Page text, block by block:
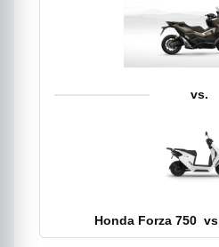
vs.
Honda Forza 750 vs